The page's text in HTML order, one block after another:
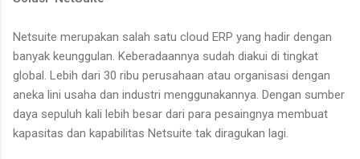
Netsuite merupakan salah satu cloud ERP yang hadir dengan
banyak keunggulan. Keberadaannya sudah diakui di tingkat
global. Lebih dari 30 ribu perusahaan atau organisasi dengan
aneka lini usaha dan industri menggunakannya. Dengan sumber
daya sepuluh kali lebih besar dari para pesaingnya membuat
kapasitas dan kapabilitas Netsuite tak diragukan lagi.